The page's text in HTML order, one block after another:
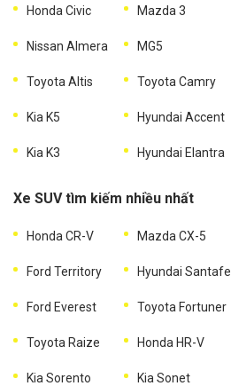
Honda Civic Mazda 3
Nissan Almera MG5
Toyota Altis Toyota Camry
Kia K5 Hyundai Accent
Kia K3 Hyundai Elantra
Xe SUV tìm kiếm nhiều nhất
Honda CR-V Mazda CX-5
Ford Territory Hyundai Santafe
Ford Everest Toyota Fortuner
Toyota Raize Honda HR-V
Kia Sorento Kia Sonet